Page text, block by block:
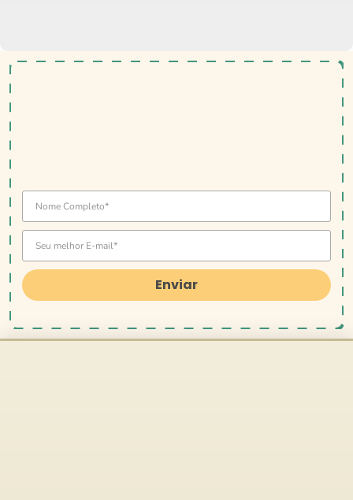
Enviar